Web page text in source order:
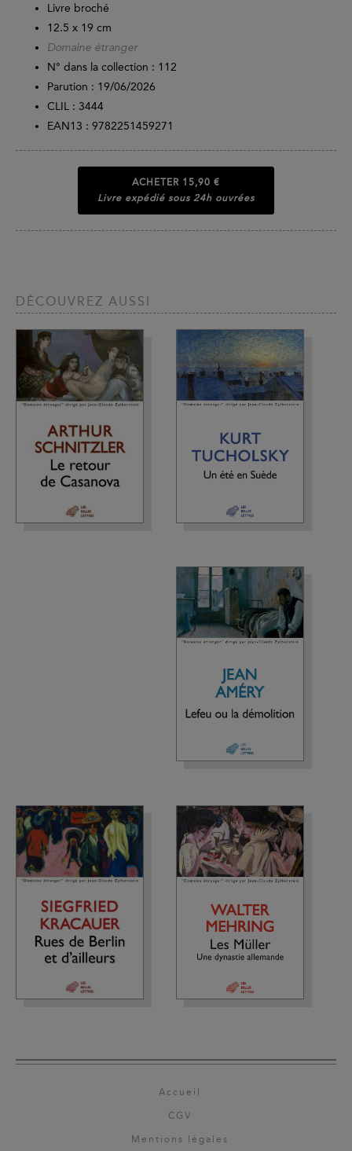
Livre broché
12.5 x 19 cm
Domaine étranger
N° dans la collection : 112
Parution : 19/06/2026
CLIL : 3444
EAN13 : 9782251459271
ACHETER 15,90 €
Livre expédié sous 24h ouvrées
DÉCOUVREZ AUSSI
Accueil
CGV
Mentions légales